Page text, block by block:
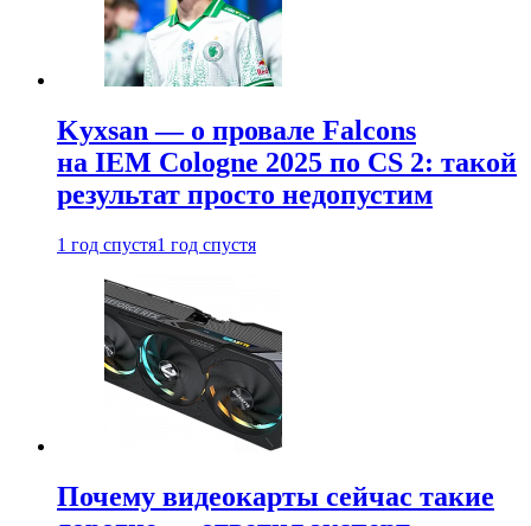
Kyxsan — о провале Falcons
на IEM Cologne 2025 по CS 2: такой
результат просто недопустим
1 год спустя1 год спустя
Почему видеокарты сейчас такие